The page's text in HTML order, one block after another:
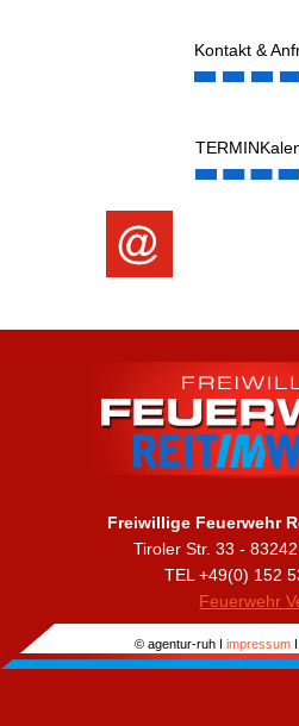
Kontakt &
Freiwillige Feuerwehr
Tiroler Str. 33 -
TEL +49(0) 152
Feuerwehr
© agentur-ruh Iimpressum I